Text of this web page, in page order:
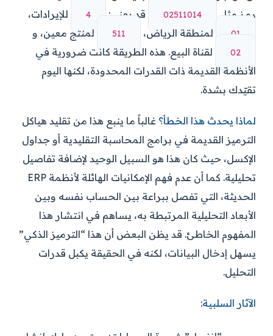
رمز مثل
41011520 قد يعني: 4 للإيرادات،
10 لمنطقة الرياض، 115 لمنتج معين، و
20
لقناة البيع. هذه الطريقة كانت ضرورية في
الأنظمة القديمة ذات القدرات المحدودة، لكنها اليوم
تقيّدك بشدة.
لماذا يحدث هذا الخطأ؟ غالباً ما ينبع هذا من تقليد هياكل
الترميز القديمة في برامج المحاسبة التقليدية أو جداول
الإكسل، حيث كان هذا هو السبيل الوحيد لإضافة تفاصيل
تحليلية. كما أن عدم فهم الإمكانيات الهائلة لأنظمة ERP
الحديثة، التي تفصل ببراعة بين الحساب نفسه وبين
الأبعاد التحليلية المرتبطة به، يساهم في انتشار هذا
المفهوم الخاطئ. قد يظن البعض أن هذا “الترميز الذكي”
يسهل إدخال البيانات، لكنه في الحقيقة يكبل قدرات
التحليل.
الآثار السلبية: